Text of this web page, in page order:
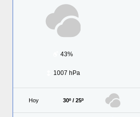
43%
1007 hPa
Hoy 30º / 25º